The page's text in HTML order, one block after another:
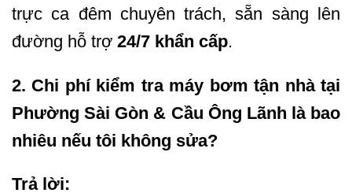
trực ca đêm chuyên trách, sẵn sàng lên
đường hỗ trợ 24/7 khẩn cấp.
2. Chi phí kiểm tra máy bơm tận nhà tại
Phường Sài Gòn & Cầu Ông Lãnh là bao
nhiêu nếu tôi không sửa?
Trả lời: